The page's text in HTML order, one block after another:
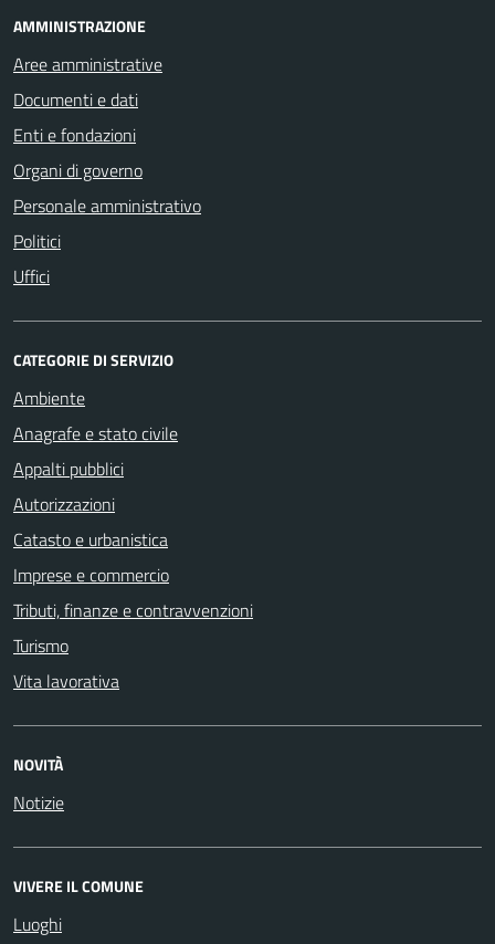
AMMINISTRAZIONE
Aree amministrative
Documenti e dati
Enti e fondazioni
Organi di governo
Personale amministrativo
Politici
Uffici
CATEGORIE DI SERVIZIO
Ambiente
Anagrafe e stato civile
Appalti pubblici
Autorizzazioni
Catasto e urbanistica
Imprese e commercio
Tributi, finanze e contravvenzioni
Turismo
Vita lavorativa
NOVITÀ
Notizie
VIVERE IL COMUNE
Luoghi